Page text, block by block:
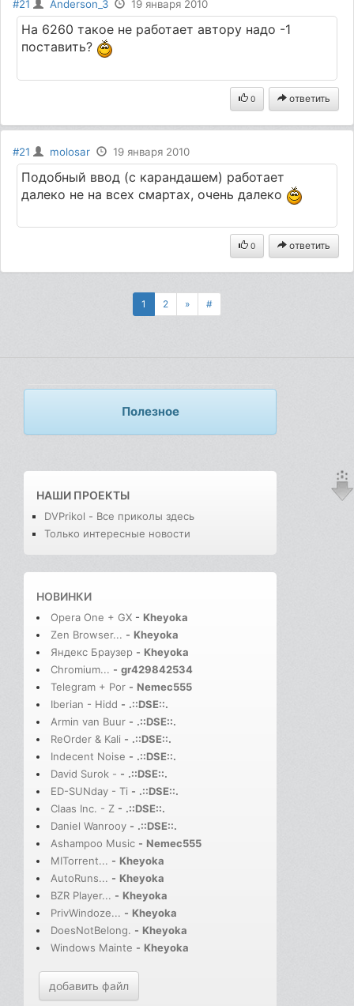
#21 Anderson_3 19 января 2010
На 6260 такое не работает автору надо -1
поставить?
0 ответить
#21 molosar 19 января 2010
Подобный ввод (с карандашем) работает
далеко не на всех смартах, очень далеко
0 ответить
1 2 » #
Полезное
НАШИ ПРОЕКТЫ
DVPrikol - Все приколы здесь
Только интересные новости
НОВИНКИ
Opera One + GX - Kheyoka
Zen Browser... - Kheyoka
Яндекс Браузер - Kheyoka
Chromium... - gr429842534
Telegram + Por - Nemec555
Iberian - Hidd - .::DSE::.
Armin van Buur - .::DSE::.
ReOrder & Kali - .::DSE::.
Indecent Noise - .::DSE::.
David Surok - - .::DSE::.
ED-SUNday - Ti - .::DSE::.
Claas Inc. - Z - .::DSE::.
Daniel Wanrooy - .::DSE::.
Ashampoo Music - Nemec555
MITorrent... - Kheyoka
AutoRuns... - Kheyoka
BZR Player... - Kheyoka
PrivWindoze... - Kheyoka
DoesNotBelong. - Kheyoka
Windows Mainte - Kheyoka
добавить файл